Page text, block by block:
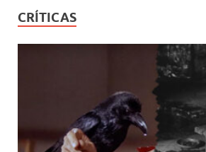
CRÍTICAS